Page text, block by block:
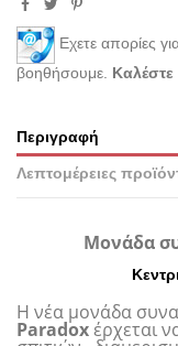
Εχετε απορίες
βοηθήσουμε. Καλέστε
Περιγραφή
Λεπτομέρειες
Μονάδα
Η νέα μονάδα
Paradoxέρχεται